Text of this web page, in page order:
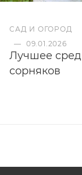
САД И ОГОРОД
— 09.01.2026
Лучшее
сорняков